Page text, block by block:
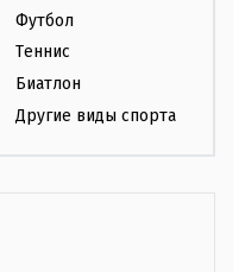
Футбол
Теннис
Биатлон
Другие виды спорта